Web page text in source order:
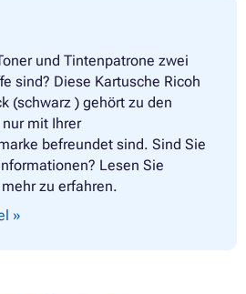
und Tintenpatrone zwei
sind? Diese Kartusche Ricoh
(schwarz ) gehört zu den
mit Ihrer
befreundet sind. Sind Sie
Lesen Sie
zu erfahren.
»